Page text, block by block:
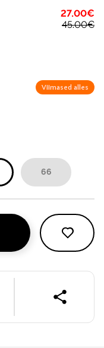
27.00€
45.00€
Viimased alles
66